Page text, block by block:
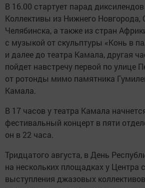
В 16.00 стартует парад
Коллективы из Нижнего Новгорода,
Челябинска, а также из стран
с музыкой от скульптуры «Конь в
и далее до театра Камала, другая
пойдет навстречу первой по улице
от ротонды мимо памятника
Камала.
В 17 часов у театра Камала
фестивальный концерт в пяти
он в 22 часа.
Тридцатого августа, в День
на нескольких площадках у Центра
выступления джазовых